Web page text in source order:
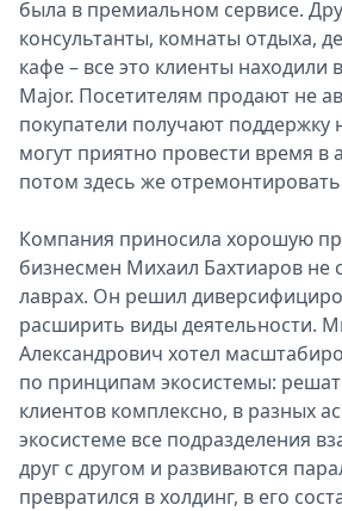
была в премиальном сервисе.
консультанты, комнаты отдыха,
кафе – все это клиенты находили
Major. Посетителям продают не
покупатели получают поддержку
могут приятно провести время в
потом здесь же
Компания приносила хорошую
бизнесмен Михаил Бахтиаров не
лаврах. Он решил
расширить виды деятельности.
Александрович хотел
по принципам экосистемы:
клиентов комплексно, в разных
экосистеме все подразделения
друг с другом и развиваются
превратился в холдинг, в его